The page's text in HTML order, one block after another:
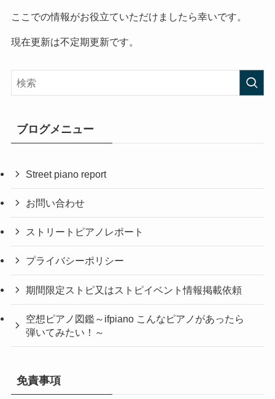
ここでの情報がお役立ていただけましたら幸いです。
現在更新は不定期更新です。
ブログメニュー
Street piano report
お問い合わせ
ストリートピアノレポート
プライバシーポリシー
期間限定ストピ又はストピイベント情報掲載依頼
空想ピアノ図鑑～ifpiano こんなピアノがあったら
弾いてみたい！～
免責事項